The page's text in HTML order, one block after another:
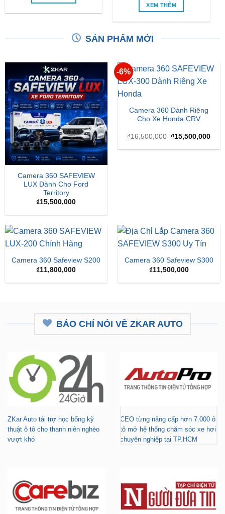
XEM THÊM
SẢN PHẨM MỚI
Camera 360 SAFEVIEW
LUX Dành Cho Ford
Territory
₫15,500,000
-6%
Camera 360 Dành Riêng
Cho Xe Honda CRV
₫16,500,000 Giá
là:
₫15,500,000Giá
tại
Camera 360 Safeview S200
₫11,800,000
Camera 360 Safeview S300
₫11,500,000
BÁO CHÍ NÓI VỀ ZKAR AUTO
ZKar Auto tài trợ học bổng kỹ
thuật ô tô cho thanh niên nghèo
vượt khó
CEO từng nâng cấp hơn 7.000 ô
tô mở hệ thống chăm sóc xe hơi
chuyên nghiệp tại TP.HCM